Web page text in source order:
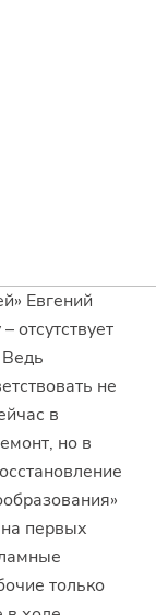
Евгений
отсутствует
не
в
но в
первых
только